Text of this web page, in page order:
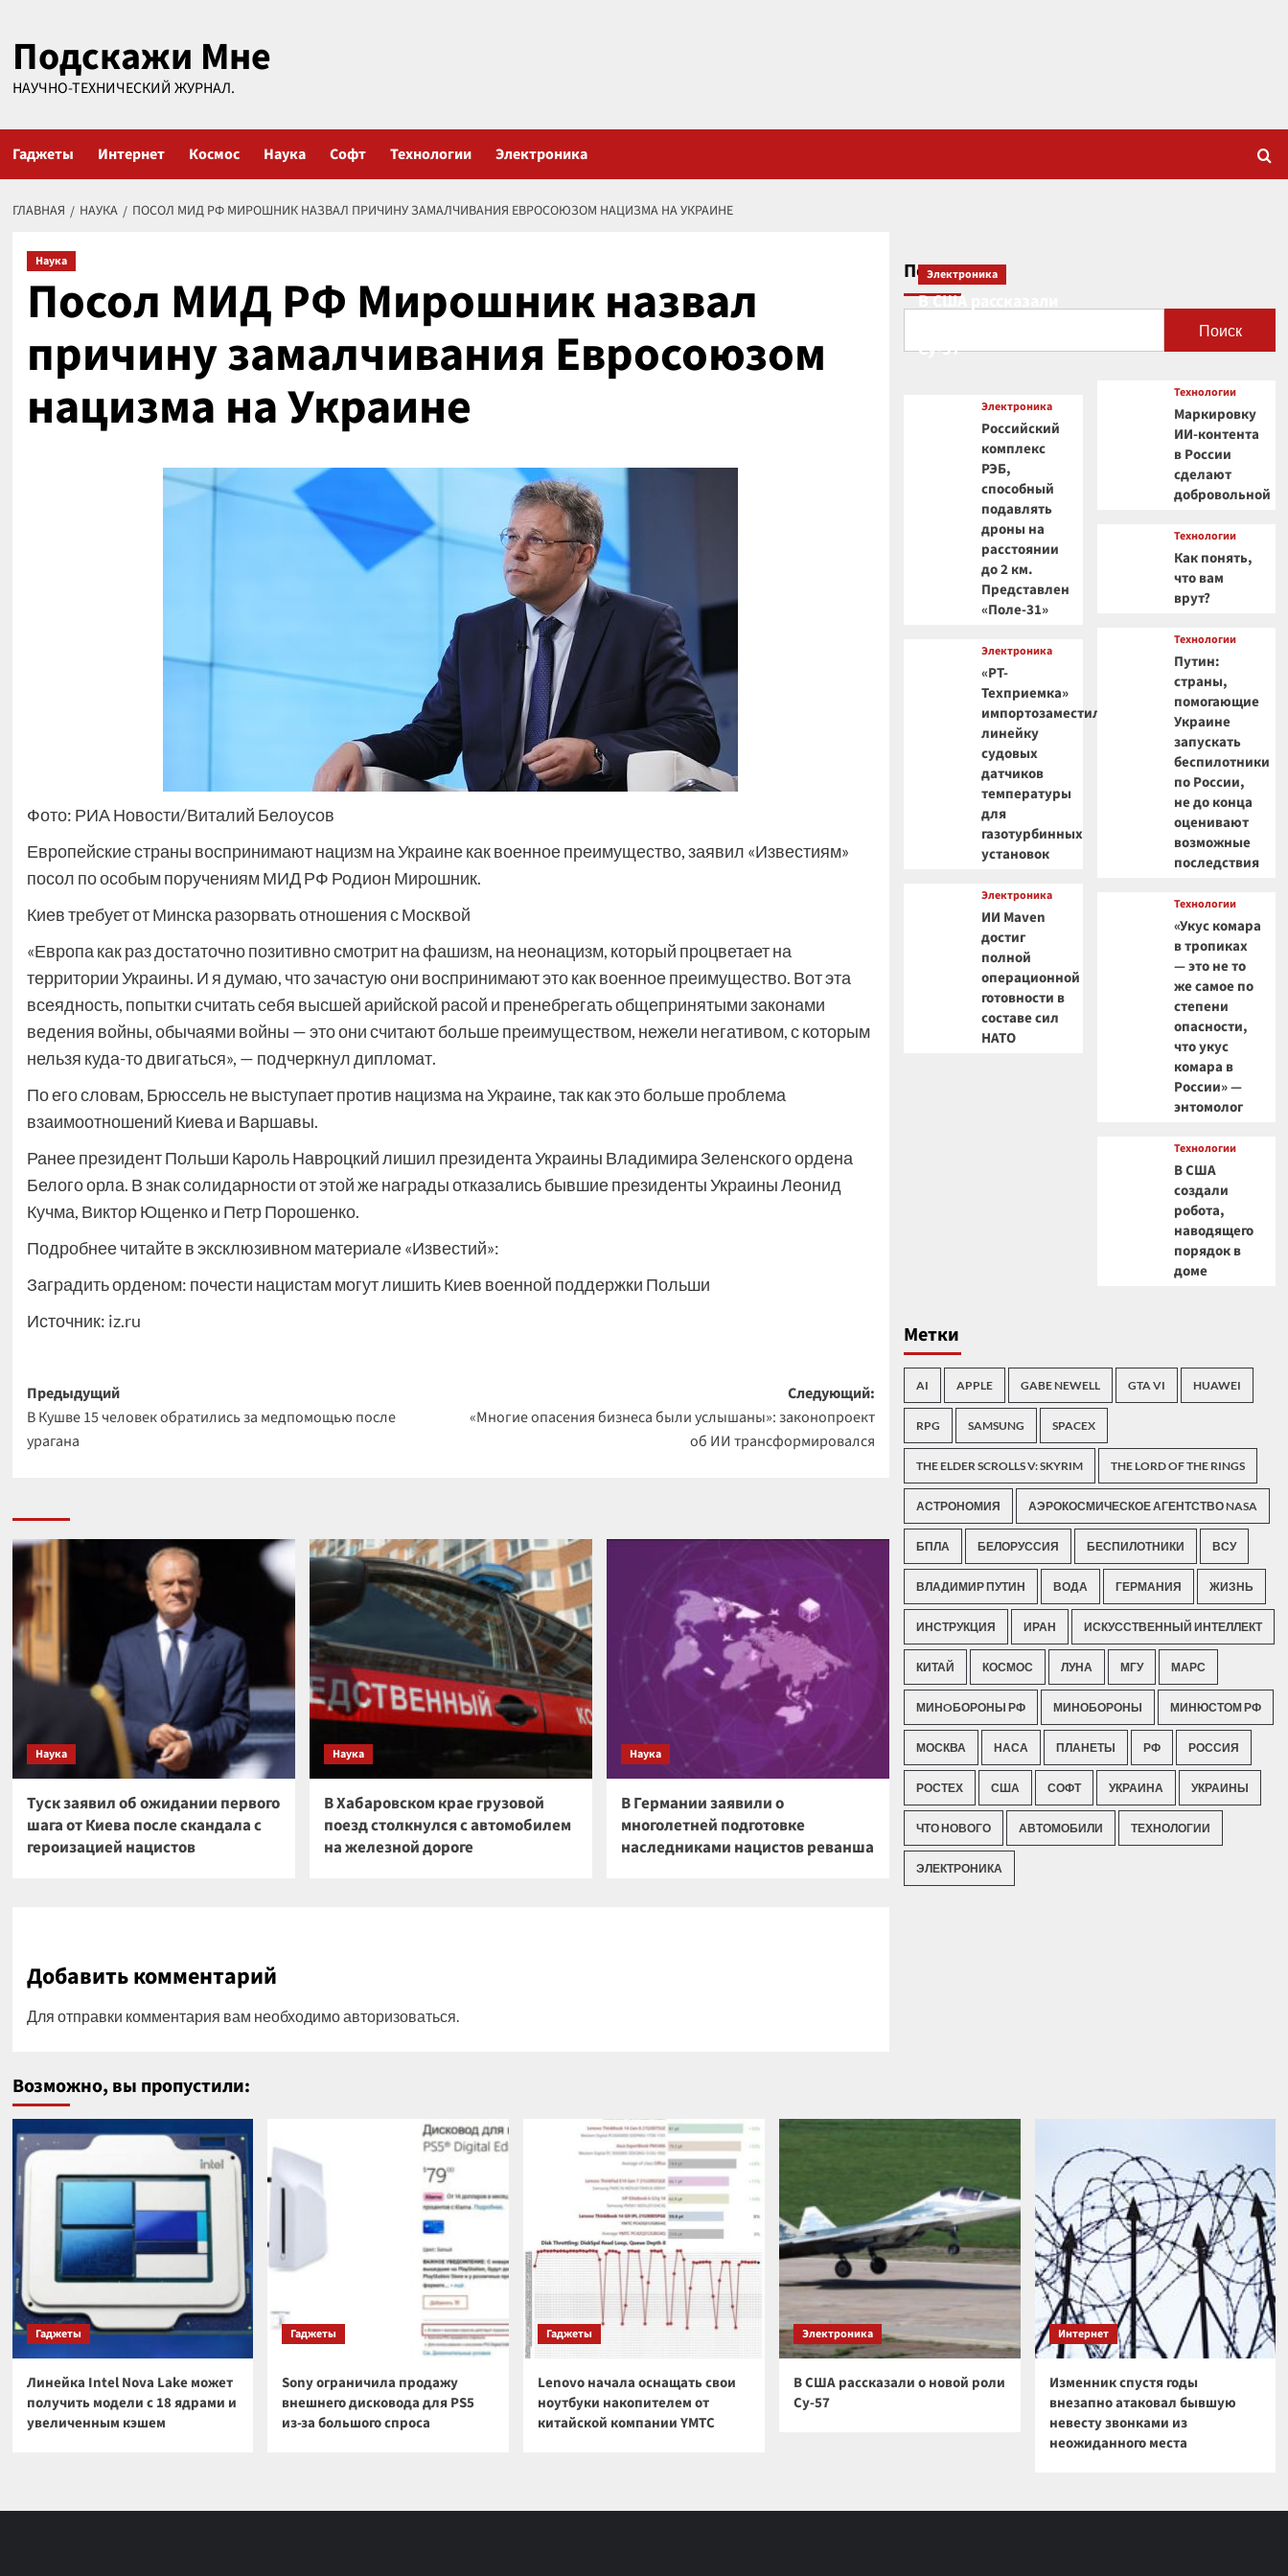
содержимому
Подскажи Мне
НАУЧНО-ТЕХНИЧЕСКИЙ ЖУРНАЛ.
Гаджеты Интернет Космос Наука Софт Технологии Электроника
ГЛАВНАЯ НАУКА ПОСОЛ МИД РФ МИРОШНИК НАЗВАЛ ПРИЧИНУ ЗАМАЛЧИВАНИЯ ЕВРОСОЮЗОМ НАЦИЗМА НА УКРАИНЕ
Наука
Посол МИД РФ Мирошник назвал
причину замалчивания Евросоюзом
нацизма на Украине
Фото: РИА Новости/Виталий Белоусов
Европейские страны воспринимают нацизм на Украине как военное преимущество, заявил «Известиям»
посол по особым поручениям МИД РФ Родион Мирошник.
Киев требует от Минска разорвать отношения с Москвой
«Европа как раз достаточно позитивно смотрит на фашизм, на неонацизм, который процветает на
территории Украины. И я думаю, что зачастую они воспринимают это как военное преимущество. Вот эта
всеядность, попытки считать себя высшей арийской расой и пренебрегать общепринятыми законами
ведения войны, обычаями войны — это они считают больше преимуществом, нежели негативом, с которым
нельзя куда-то двигаться», — подчеркнул дипломат.
По его словам, Брюссель не выступает против нацизма на Украине, так как это больше проблема
взаимоотношений Киева и Варшавы.
Ранее президент Польши Кароль Навроцкий лишил президента Украины Владимира Зеленского ордена
Белого орла. В знак солидарности от этой же награды отказались бывшие президенты Украины Леонид
Кучма, Виктор Ющенко и Петр Порошенко.
Подробнее читайте в эксклюзивном материале «Известий»:
Заградить орденом: почести нацистам могут лишить Киев военной поддержки Польши
Источник: iz.ru
Навигация
записи
Предыдущий
В Кушве 15 человек обратились за медпомощью после
урагана
Следующий:
«Многие опасения бизнеса были услышаны»: законопроект
об ИИ трансформировался
Наука
Туск заявил об ожидании первого
шага от Киева после скандала с
героизацией нацистов
Наука
В Хабаровском крае грузовой
поезд столкнулся с автомобилем
на железной дороге
Наука
В Германии заявили о
многолетней подготовке
наследниками нацистов реванша
Добавить комментарий
Для отправки комментария вам необходимоавторизоваться.
Поиск
Поиск
Электроника
В США рассказали
Су-57
Электроника
Российский
комплекс
РЭБ,
способный
подавлять
дроны на
расстоянии
до 2 км.
Представлен
«Поле-31»
Электроника
«РТ-
Техприемка»
импортозаместила
линейку
судовых
датчиков
температуры
для
газотурбинных
установок
Электроника
ИИ Maven
достиг
полной
операционной
готовности в
составе сил
НАТО
Технологии
Маркировку
ИИ-контента
в России
сделают
добровольной
Технологии
Как понять,
что вам
врут?
Технологии
Путин:
страны,
помогающие
Украине
запускать
беспилотники
по России,
не до конца
оценивают
возможные
последствия
Технологии
«Укус комара
в тропиках
— это не то
же самое по
степени
опасности,
что укус
комара в
России» —
энтомолог
Технологии
В США
создали
робота,
наводящего
порядок в
доме
Метки
AI APPLE GABE NEWELL GTA VI HUAWEI
RPG SAMSUNG SPACEX
THE ELDER SCROLLS V: SKYRIM THE LORD OF THE RINGS
АСТРОНОМИЯ АЭРОКОСМИЧЕСКОЕ АГЕНТСТВО NASA
БПЛА БЕЛОРУССИЯ БЕСПИЛОТНИКИ ВСУ
ВЛАДИМИР ПУТИН ВОДА ГЕРМАНИЯ ЖИЗНЬ
ИНСТРУКЦИЯ ИРАН ИСКУССТВЕННЫЙ ИНТЕЛЛЕКТ
КИТАЙ КОСМОС ЛУНА МГУ МАРС
МИНOБОРОНЫ РФ МИНОБОРОНЫ МИНЮСТОМ РФ
МОСКВА НАСА ПЛАНЕТЫ РФ РОССИЯ
РОСТЕХ США СОФТ УКРАИНА УКРАИНЫ
ЧТО НОВОГО АВТОМОБИЛИ ТЕХНОЛОГИИ
ЭЛЕКТРОНИКА
Возможно, вы пропустили:
Гаджеты
Линейка Intel Nova Lake может
получить модели с 18 ядрами и
увеличенным кэшем
Гаджеты
Sony ограничила продажу
внешнего дисковода для PS5
из-за большого спроса
Гаджеты
Lenovo начала оснащать свои
ноутбуки накопителем от
китайской компании YMTC
Электроника
В США рассказали о новой роли
Су-57
Интернет
Изменник спустя годы
внезапно атаковал бывшую
невесту звонками из
неожиданного места